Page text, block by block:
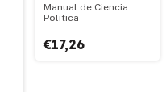
Manual de Ciencia
Política
€17,26